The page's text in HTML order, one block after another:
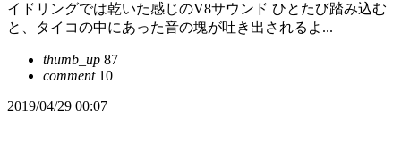
イドリングでは乾いた感じのV8サウンド ひとたび踏み込む
と、タイコの中にあった音の塊が吐き出されるよ...
thumb_up 87
comment10
2019/04/29 00:07